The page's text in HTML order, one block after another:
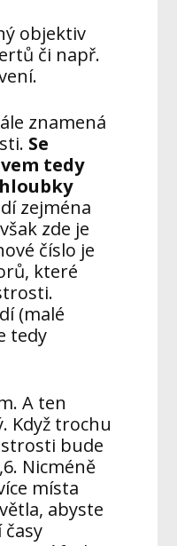
objektiv
či např.
znamená
Se
tedy
zejména
zde je
číslo je
které
(malé
tedy
A ten
Když trochu
bude
Nicméně
místa
abyste